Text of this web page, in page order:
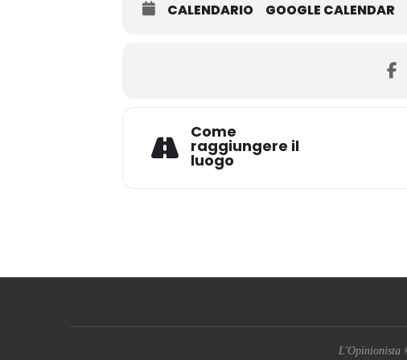
CALENDARIO GOOGLE CALENDAR
Come
raggiungere il
luogo
L'Opinionista